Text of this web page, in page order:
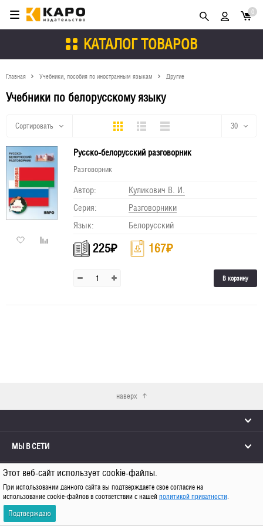
Этот веб-сайт использует cookie-файлы.
При использовании данного сайта вы подтверждаете свое согласие на
использование cookie-файлов в соответствии с нашей политикой приватности.
Подтверждаю
КАТАЛОГ ТОВАРОВ
0
Главная Учебники, пособия по иностранным языкам Другие
Учебники по белорусскому языку
Сортировать Плитка ПодробноКомпактно 30
Русско-белорусский разговорник
Разговорник
Автор:
Куликович В. И.
Серия:
Разговорники
Язык:
Белорусский
225₽ 167₽
В корзину
наверх
МЫ В СЕТИ
КОНТАКТЫ